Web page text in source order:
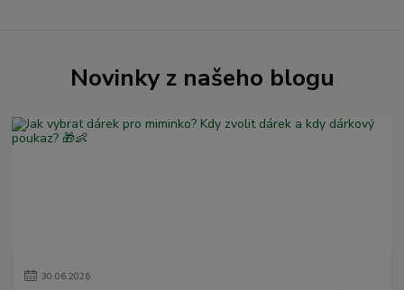
Novinky z našeho blogu
30.06.2026